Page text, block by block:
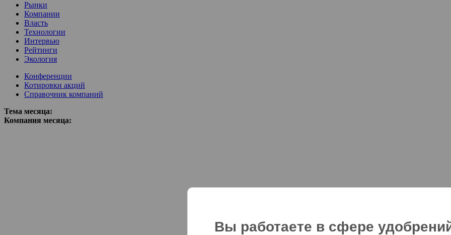
Рынки
Компании
Власть
Технологии
Интервью
Рейтинги
Экология
Конференции
Котировки акций
Справочник компаний
Тема месяца:
Компания месяца:
Вы работаете в сфере